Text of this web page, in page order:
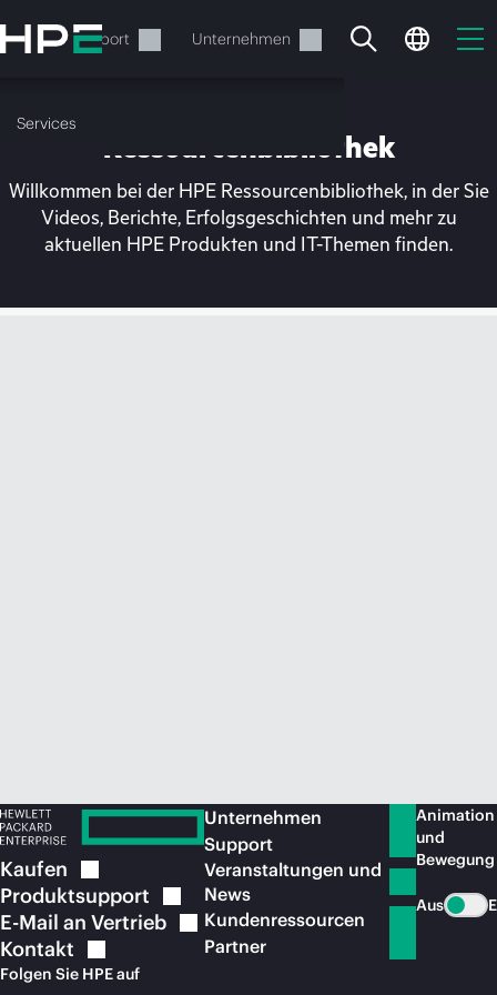
Hauptinhalt
wechseln
Support Unternehmen
Services
Ihr Warenkorb ist aktuell
Ressourcenbibliothek
Willkommen bei der HPE Ressourcenbibliothek, in der Sie
Videos, Berichte, Erfolgsgeschichten und mehr zu
aktuellen HPE Produkten und IT-Themen finden.
Kaufen
Produktsupport
E-Mail an Vertrieb
Kontakt
Folgen Sie HPE auf
Unternehmen
Support
Veranstaltungen und
News
Kundenressourcen
Partner
Animation
und
Bewegung
Aus